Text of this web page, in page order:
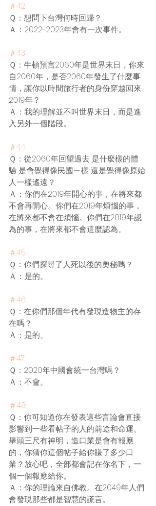
＃42
Ｑ：想問下台灣何時回歸？
Ａ：2022-2023年會有一次事件。
＃43
Ｑ：牛頓預言2060年是世界末日，你來
自2060年，是否2060年發生了什麼事
情，讓你以時間旅行者的身份穿越回來
2019年？
Ａ：我的理解並不叫世界末日，而是進
入另外一個階段。
＃44
Ｑ：從2060年回望過去 是什麼樣的體
驗 是會覺得像民國ㄧ樣 還是覺得像原始
人一樣遙遠？
Ａ：你們在2019年開心的事，在將來都
不會再開心。你們在2019年煩惱的事，
在將來都不會在煩惱。你們在2019年認
為的事，在將來都不會這麼認為。
＃45
Ｑ：你們探尋了人死以後的奧秘嗎？
Ａ：是的。
＃46
Ｑ：在你們那個年代有發現造物主的存
在嗎？
Ａ：是的。
＃47
Ｑ：2020年中國會統一台灣嗎？
Ａ：不會。
＃48
Ｑ：你可知道你在發表這些言論會直接
影響到一些看帖子的人的前途和命運。
舉頭三尺有神明，造口業是會有報應
的，你猜你這個帖子給你賺了多少口
業？放心吧，全部都會記在你名下，一
個一個報應給你。
Ａ：你的理論來自佛教。在2049年人們
會發現那些都是智慧的謊言。